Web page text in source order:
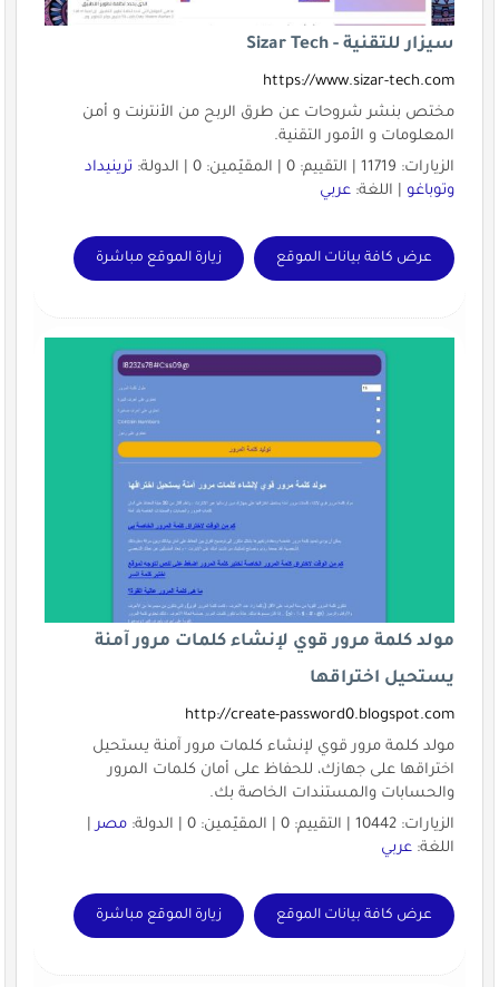
سيزار للتقنية - Sizar Tech
https://www.sizar-tech.com
مختص بنشر شروحات عن طرق الربح من الأنترنت و أمن
المعلومات و الأمور التقنية.
الزيارات: 11719 | التقييم: 0 | المقيّمين: 0 | الدولة:
ترينيداد
وتوباغو| اللغة: عربي
عرض كافة بيانات الموقع زيارة الموقع مباشرة
مولد كلمة مرور قوي لإنشاء كلمات مرور آمنة
يستحيل اختراقها
http://create-password0.blogspot.com
مولد كلمة مرور قوي لإنشاء كلمات مرور آمنة يستحيل
اختراقها على جهازك، للحفاظ على أمان كلمات المرور
والحسابات والمستندات الخاصة بك.
الزيارات: 10442 | التقييم: 0 | المقيّمين: 0 | الدولة:
مصر|
اللغة: عربي
عرض كافة بيانات الموقع زيارة الموقع مباشرة